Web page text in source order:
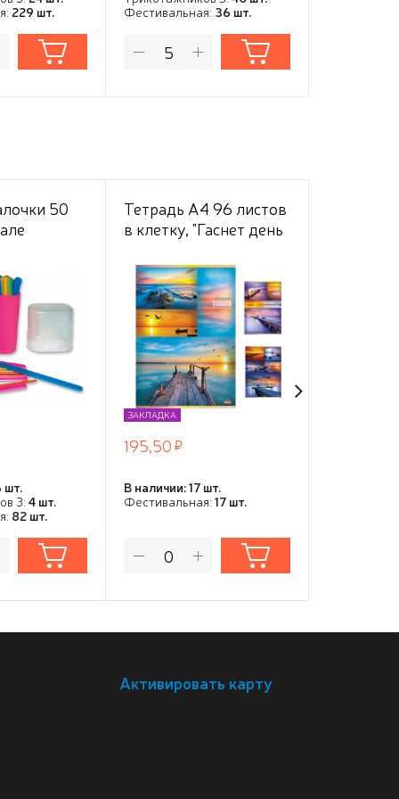
229 шт.
Фестивальная: 36 шт.
50
шт.
3: 4 шт.
82 шт.
Тетрадь А4 96 листов
в клетку, "Гаснет день
небесах", обложка
мелованный картон,
60 г/м2
ЗАКЛАДКА
195,50
В наличии: 17 шт.
Фестивальная: 17 шт.
Активировать карту